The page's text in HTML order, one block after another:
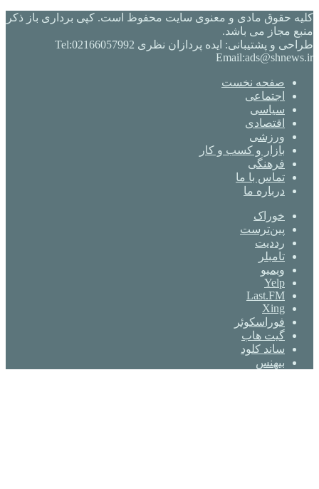
کلیه حقوق مادی و معنوی سایت محفوظ است. کپی برداری باز ذکر
منبع مجاز می باشد.
طراحی و پشتیبانی: ایده پردازان نظری Tel:02166057992
Email:ads@shnews.ir
صفحه نخست
اجتماعی
سیاسی
اقتصادی
ورزشی
بازار و کسب و کار
فرهنگی
تماس با ما
درباره ما
خوراک
‫پین‌ترست
‫رددیت
‫تامبلر
ویمیو
Yelp
Last.FM
Xing
فوراسکوئر
گیت ‌هاب
ساند کلود
بیهنس